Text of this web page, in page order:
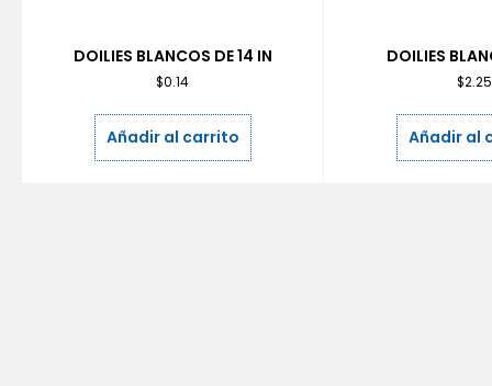
DOILIES BLANCOS DE 14 IN
$0.14
Añadir al carrito
DOILIES
$2.25
Añadir al